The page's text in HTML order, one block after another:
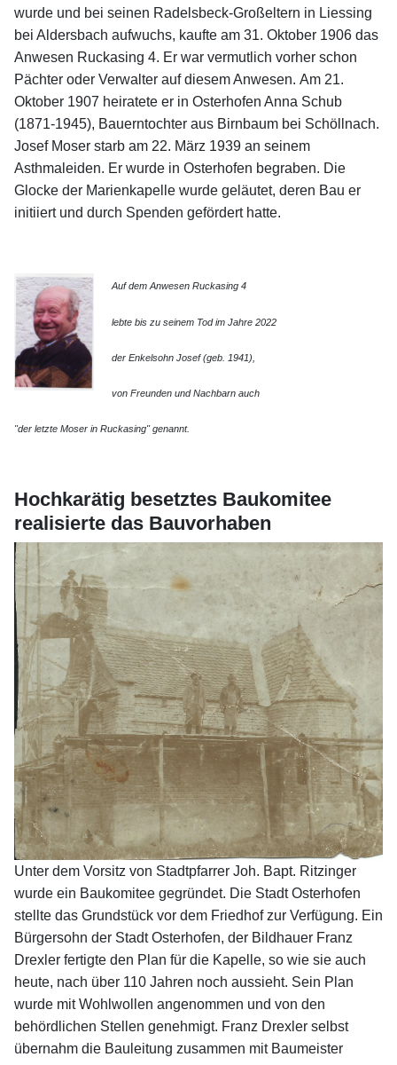
wurde und bei seinen Radelsbeck-Großeltern in Liessing
bei Aldersbach aufwuchs, kaufte am 31. Oktober 1906 das
Anwesen Ruckasing 4. Er war vermutlich vorher schon
Pächter oder Verwalter auf diesem Anwesen. Am 21.
Oktober 1907 heiratete er in Osterhofen Anna Schub
(1871-1945), Bauerntochter aus Birnbaum bei Schöllnach.
Josef Moser starb am 22. März 1939 an seinem
Asthmaleiden. Er wurde in Osterhofen begraben. Die
Glocke der Marienkapelle wurde geläutet, deren Bau er
initiiert und durch Spenden gefördert hatte.
Auf dem Anwesen Ruckasing 4
lebte bis zu seinem Tod im Jahre 2022
der Enkelsohn Josef (geb. 1941),
von Freunden und Nachbarn auch
"der letzte Moser in Ruckasing" genannt.
Hochkarätig besetztes Baukomitee
realisierte das Bauvorhaben
Unter dem Vorsitz von Stadtpfarrer Joh. Bapt. Ritzinger
wurde ein Baukomitee gegründet. Die Stadt Osterhofen
stellte das Grundstück vor dem Friedhof zur Verfügung. Ein
Bürgersohn der Stadt Osterhofen, der Bildhauer Franz
Drexler fertigte den Plan für die Kapelle, so wie sie auch
heute, nach über 110 Jahren noch aussieht. Sein Plan
wurde mit Wohlwollen angenommen und von den
behördlichen Stellen genehmigt. Franz Drexler selbst
übernahm die Bauleitung zusammen mit Baumeister